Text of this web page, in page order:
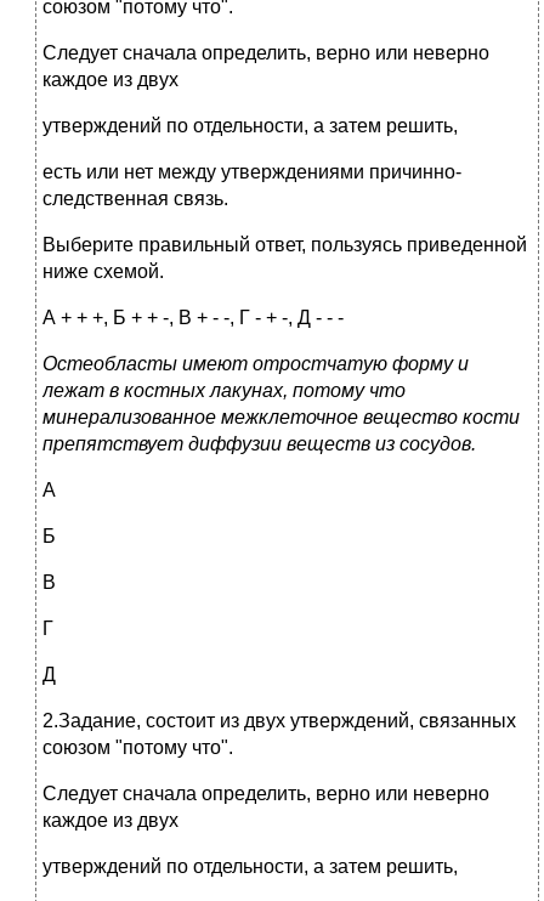
союзом "потому что".
Следует сначала определить, верно или неверно
каждое из двух
утверждений по отдельности, а затем решить,
есть или нет между утверждениями причинно-
следственная связь.
Выберите правильный ответ, пользуясь приведенной
ниже схемой.
А + + +, Б + + -, В + - -, Г - + -, Д - - -
Остеобласты имеют отростчатую форму и
лежат в костных лакунах, потому что
минерализованное межклеточное вещество кости
препятствует диффузии веществ из сосудов.
А
Б
В
Г
Д
2.Задание, состоит из двух утверждений, связанных
союзом "потому что".
Следует сначала определить, верно или неверно
каждое из двух
утверждений по отдельности, а затем решить,